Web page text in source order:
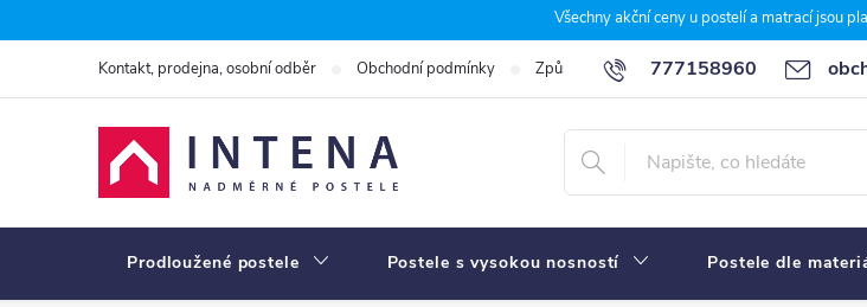
na
Všechny akční ceny u postelí a matrací jsou
777158960
Kontakt, prodejna, osobní odběr Obchodní podmínky Způsoby a ceny dopravy 7 důvodů, proč
Prodloužené postele Postele s vysokou nosností Postele dle